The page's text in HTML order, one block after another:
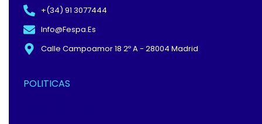
+(34) 91 3077444
Info@fespa.es
Calle Campoamor 18 2º A - 28004 Madrid
POLITICAS